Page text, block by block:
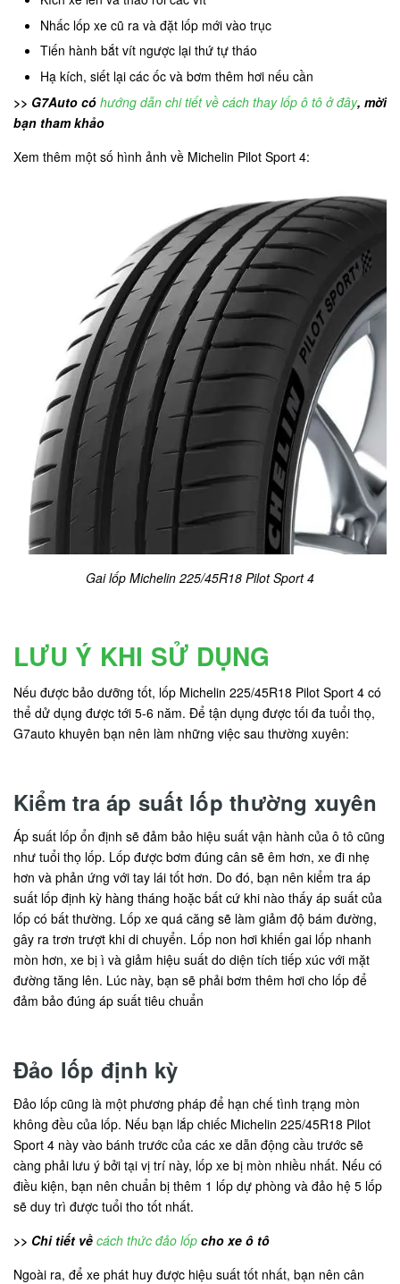
Nhấc lốp xe cũ ra và đặt lốp mới vào trục
Tiến hành bắt vít ngược lại thứ tự tháo
Hạ kích, siết lại các ốc và bơm thêm hơi nếu cần
>> G7Auto có hướng dẫn chi tiết về cách thay lốp ô tô ở đây, mời
bạn tham khảo
Xem thêm một số hình ảnh về Michelin Pilot Sport 4:
Gai lốp Michelin 225/45R18 Pilot Sport 4
LƯU Ý KHI SỬ DỤNG
Nếu được bảo dưỡng tốt, lốp Michelin 225/45R18 Pilot Sport 4 có
thể dử dụng được tới 5-6 năm. Để tận dụng được tối đa tuổi thọ,
G7auto khuyên bạn nên làm những việc sau thường xuyên:
Kiểm tra áp suất lốp thường xuyên
Áp suất lốp ổn định sẽ đảm bảo hiệu suất vận hành của ô tô cũng
như tuổi thọ lốp. Lốp được bơm đúng cân sẽ êm hơn, xe đi nhẹ
hơn và phản ứng với tay lái tốt hơn. Do đó, bạn nên kiểm tra áp
suất lốp định kỳ hàng tháng hoặc bất cứ khi nào thấy áp suất của
lốp có bất thường. Lốp xe quá căng sẽ làm giảm độ bám đường,
gây ra trơn trượt khi di chuyển. Lốp non hơi khiến gai lốp nhanh
mòn hơn, xe bị ì và giảm hiệu suất do diện tích tiếp xúc với mặt
đường tăng lên. Lúc này, bạn sẽ phải bơm thêm hơi cho lốp để
đảm bảo đúng áp suất tiêu chuẩn
Đảo lốp định kỳ
Đảo lốp cũng là một phương pháp để hạn chế tình trạng mòn
không đều của lốp. Nếu bạn lắp chiếc Michelin 225/45R18 Pilot
Sport 4 này vào bánh trước của các xe dẫn động cầu trước sẽ
càng phải lưu ý bởi tại vị trí này, lốp xe bị mòn nhiều nhất. Nếu có
điều kiện, bạn nên chuẩn bị thêm 1 lốp dự phòng và đảo hệ 5 lốp
sẽ duy trì được tuổi tho tốt nhất.
>> Chi tiết về cách thức đảo lốp cho xe ô tô
Ngoài ra, để xe phát huy được hiệu suất tốt nhất, bạn nên cân